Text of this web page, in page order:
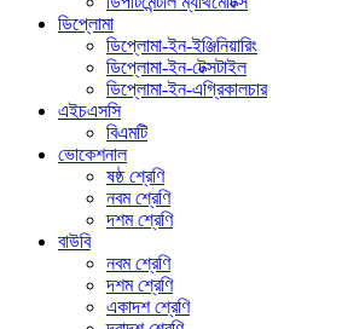
ডিপ্লোমা
ডিপ্লোমা-ইন-ইঞ্জিনিয়ারিং
ডিপ্লোমা-ইন-টেক্সটাইল
ডিপ্লোমা-ইন-এগ্রিকালচার
এইচএসসি
বিএমটি
ভোকেশনাল
ষষ্ঠ শ্রেণি
নবম শ্রেণি
দশম শ্রেণি
বাউবি
নবম শ্রেণি
দশম শ্রেণি
একাদশ শ্রেণি